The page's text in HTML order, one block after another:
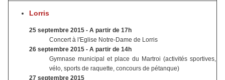
Lorris
25 septembre 2015 - A partir de 17h
Concert à l'Eglise Notre-Dame de Lorris
26 septembre 2015 - A partir de 14h
Gymnase municipal et place du Martroi (activités sportives,
vélo, sports de raquette, concours de pétanque)
27 septembre 2015